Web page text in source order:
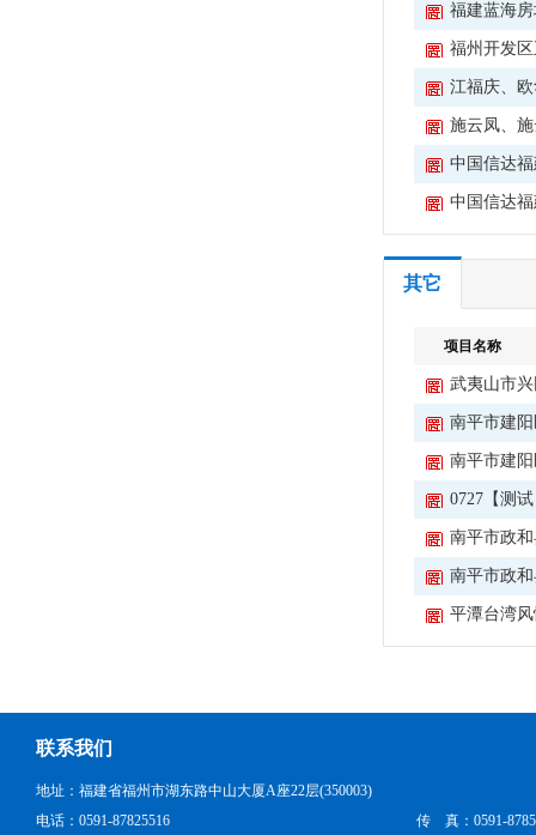
福建蓝海
福州开发
江福庆、
施云凤、
中国信达
中国信达
其它
项目名称
武夷山市
南平市建
南平市建
0727【测
南平市政
南平市政
平潭台湾
联系我们
地址：福建省福州市湖东路中山大厦A座22层(350003)
电话：0591-87825516
传 真：0591-